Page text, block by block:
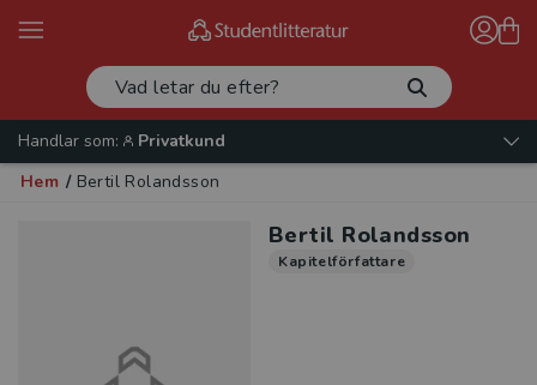
Handlar som:
Privatkund
Hem / Bertil Rolandsson
Bertil Rolandsson
Kapitelförfattare